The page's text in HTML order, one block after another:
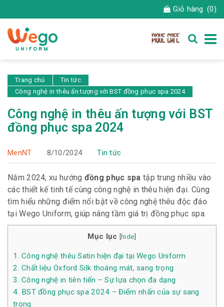
Giỏ hàng (0)
Trang chủ
Tin tức
Công nghệ in thêu ấn tượng với BST đồng phục spa 2024
Công nghệ in thêu ấn tượng với BST
đồng phục spa 2024
MenNT 8/10/2024 Tin tức
Năm 2024, xu hướng đồng phục spa tập trung nhiều vào
các thiết kế tinh tế cùng công nghệ in thêu hiện đại. Cùng
tìm hiểu những điểm nổi bật về công nghệ thêu độc đáo
tại Wego Uniform, giúp nâng tầm giá trị đồng phục spa.
Mục lục [hide]
1. Công nghệ thêu Satin hiện đại tại Wego Uniform
2. Chất liệu Oxford Silk thoáng mát, sang trọng
3. Công nghệ in tiên tiến – Sự lựa chọn đa dạng
4. BST đồng phục spa 2024 – Điểm nhấn của sự sang
trọng